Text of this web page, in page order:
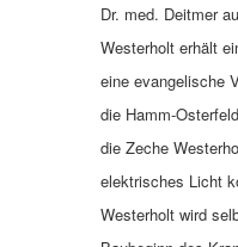
Dr. med. Deitmer
Westerholt erhält
eine evangelische
die Hamm-
die Zeche
elektrisches Licht
Westerholt wird